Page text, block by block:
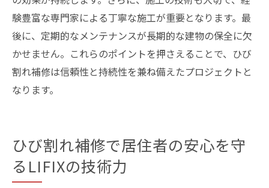
験豊富な専門家による丁寧な施工が重要となります。最
後に、定期的なメンテナンスが長期的な建物の保全に欠
かせません。これらのポイントを押さえることで、ひび
割れ補修は信頼性と持続性を兼ね備えたプロジェクトと
なります。
ひび割れ補修で居住者の安心を守
るLIFIXの技術力